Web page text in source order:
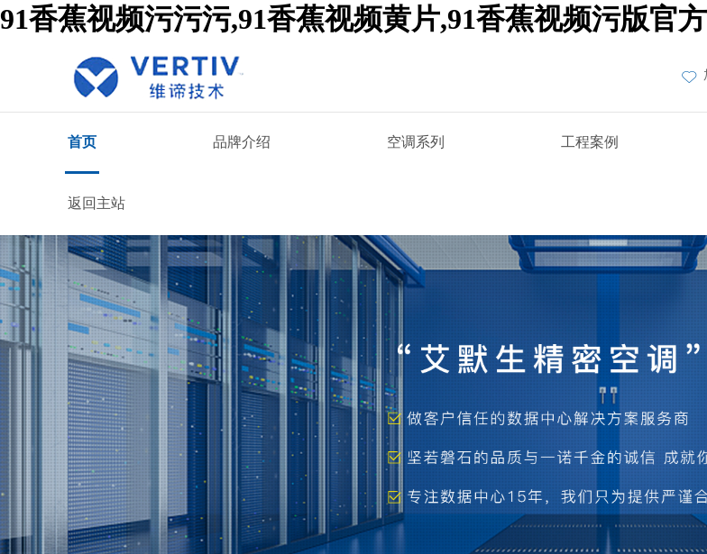
91香蕉视频污污污,91香蕉视频黄片,91香蕉视频污版官
首页 品牌介绍 空调系列 工程案例
返回主站